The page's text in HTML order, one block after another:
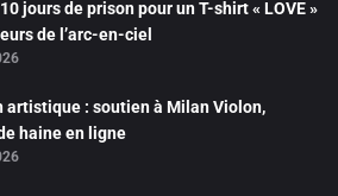
jours de prison pour un T-shirt « LOVE »
de l’arc-en-ciel
artistique : soutien à Milan Violon,
haine en ligne